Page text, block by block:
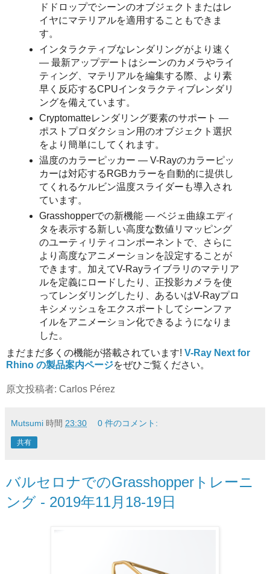
ドドロップでシーンのオブジェクトまたはレ
イヤにマテリアルを適用することもできま
す。
インタラクティブなレンダリングがより速く
— 最新アップデートはシーンのカメラやライ
ティング、マテリアルを編集する際、より素
早く反応するCPUインタラクティブレンダリ
ングを備えています。
Cryptomatteレンダリング要素のサポート —
ポストプロダクション用のオブジェクト選択
をより簡単にしてくれます。
温度のカラーピッカー — V-Rayのカラーピッ
カーは対応するRGBカラーを自動的に提供し
てくれるケルビン温度スライダーも導入され
ています。
Grasshopperでの新機能 — ベジェ曲線エディ
タを表示する新しい高度な数値リマッピング
のユーティリティコンポーネントで、さらに
より高度なアニメーションを設定することが
できます。加えてV-Rayライブラリのマテリア
ルを定義にロードしたり、正投影カメラを使
ってレンダリングしたり、あるいはV-Rayプロ
キシメッシュをエクスポートしてシーンファ
イルをアニメーション化できるようになりま
した。
まだまだ多くの機能が搭載されています! V-Ray Next for
Rhino の製品案内ページをぜひご覧ください。
原文投稿者: Carlos Pérez
Mutsumi 時間 23:30 0 件のコメント:
共有
バルセロナでのGrasshopperトレーニ
ング - 2019年11月18-19日